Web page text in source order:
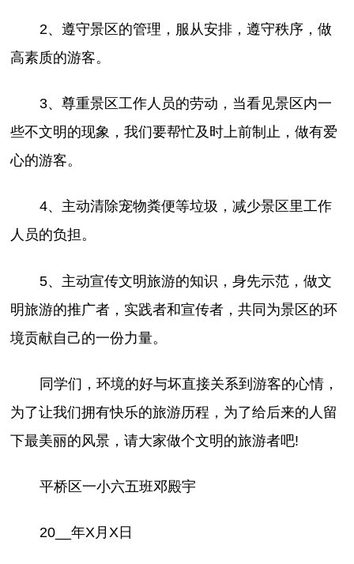
2、遵守景区的管理，服从安排，遵守秩序，做
高素质的游客。
3、尊重景区工作人员的劳动，当看见景区内一
些不文明的现象，我们要帮忙及时上前制止，做有爱
心的游客。
4、主动清除宠物粪便等垃圾，减少景区里工作
人员的负担。
5、主动宣传文明旅游的知识，身先示范，做文
明旅游的推广者，实践者和宣传者，共同为景区的环
境贡献自己的一份力量。
同学们，环境的好与坏直接关系到游客的心情，
为了让我们拥有快乐的旅游历程，为了给后来的人留
下最美丽的风景，请大家做个文明的旅游者吧!
平桥区一小六五班邓殿宇
20__年X月X日